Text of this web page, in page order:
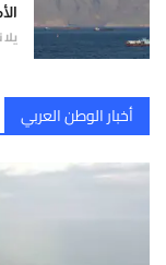
أخبار الوطن العربي